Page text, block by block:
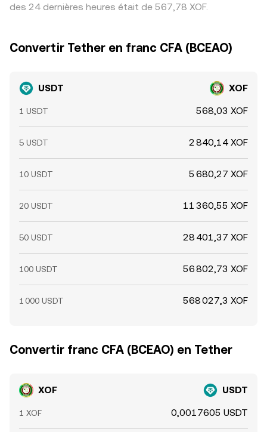
des 24 dernières heures était de 567,78 XOF.
Convertir Tether en franc CFA (BCEAO)
USDT XOF
1 USDT 568,03 XOF
5 USDT 2 840,14 XOF
10 USDT 5 680,27 XOF
20 USDT 11 360,55 XOF
50 USDT 28 401,37 XOF
100 USDT 56 802,73 XOF
1 000 USDT 568 027,3 XOF
Convertir franc CFA (BCEAO) en Tether
XOF USDT
1 XOF 0,0017605 USDT